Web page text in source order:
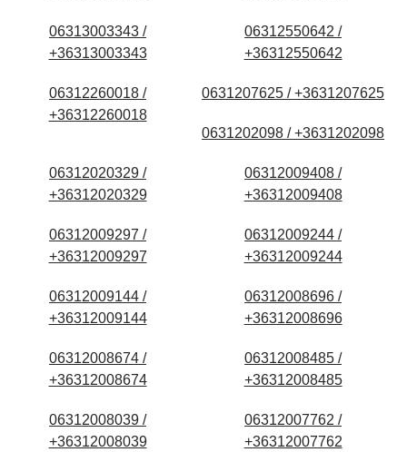
06313003343 /
+36313003343
06312550642 /
+36312550642
06312260018 /
+36312260018
0631207625 / +3631207625
0631202098 / +3631202098
06312020329 /
+36312020329
06312009408 /
+36312009408
06312009297 /
+36312009297
06312009244 /
+36312009244
06312009144 /
+36312009144
06312008696 /
+36312008696
06312008674 /
+36312008674
06312008485 /
+36312008485
06312008039 /
+36312008039
06312007762 /
+36312007762